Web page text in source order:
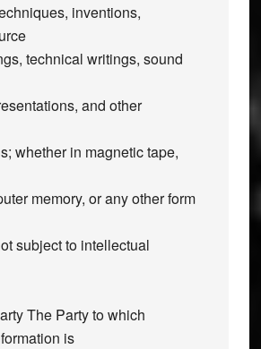
inventions,
technical writings, sound
and other
whether in magnetic tape,
memory, or any other form
subject to intellectual
The Party to which
is